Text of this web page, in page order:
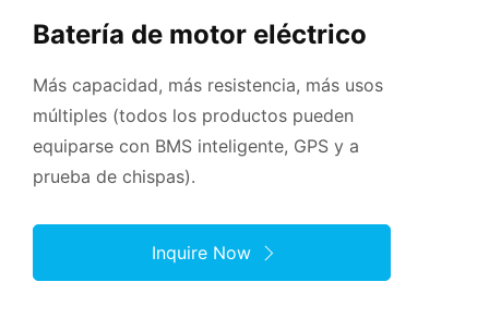
Batería de motor eléctrico
Más capacidad, más resistencia, más usos
múltiples (todos los productos pueden
equiparse con BMS inteligente, GPS y a
prueba de chispas).
Inquire Now